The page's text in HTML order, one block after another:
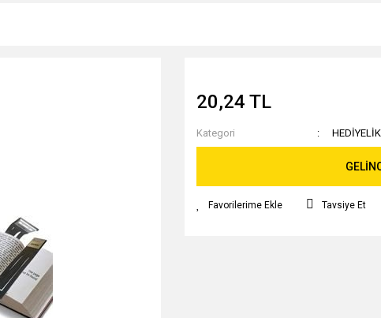
20,24 TL
Kategori HEDİYELİK
Tavsiye Et